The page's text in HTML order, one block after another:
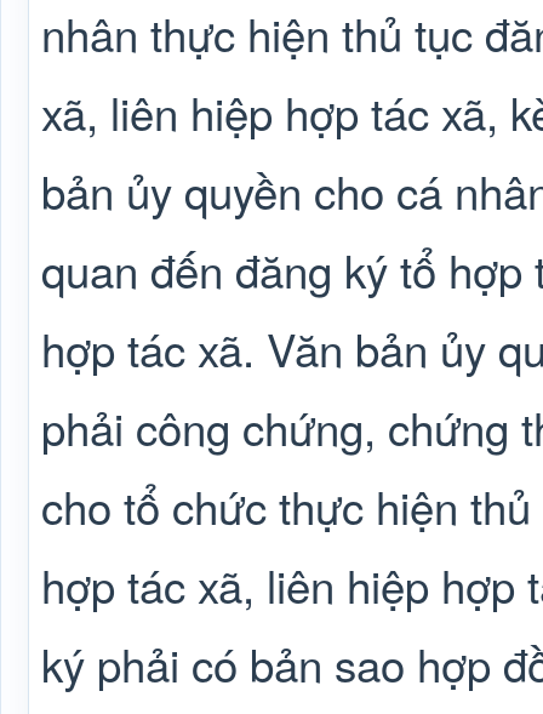
nhân thực hiện thủ tục
xã, liên hiệp hợp tác xã,
bản ủy quyền cho cá
quan đến đăng ký tổ
hợp tác xã. Văn bản ủy
phải công chứng, chứng
cho tổ chức thực hiện
hợp tác xã, liên hiệp hợp
ký phải có bản sao hợp